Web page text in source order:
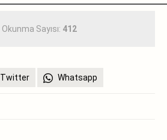
Okunma Sayısı: 412
Twitter Whatsapp